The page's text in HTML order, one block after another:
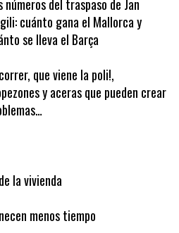
números del traspaso de Jan
cuánto gana el Mallorca y
se lleva el Barça
que viene la poli!,
y aceras que pueden crear
la vivienda
menos tiempo